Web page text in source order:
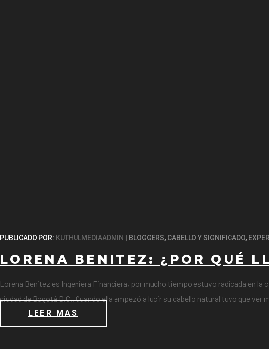
PUBLICADO POR: KUTHULMEDIAADMIN BLOGGERS, CABELLO Y SIGNIFICADO,
LORENA BENITEZ: ¿POR QUÉ
Lorena Benitez es Ingeniera Financiera, por mucho tiempo estuvo radicada en la
ciudad de Bogotá D.C.. Cuando ella empezó a lucir su cabello natural tuvo que
LEER MAS